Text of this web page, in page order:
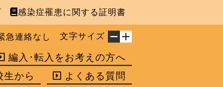
感染症罹患に関する証明書
文字サイズ
急連絡なし
編入･転入をお考えの方へ
よくある質問
生から